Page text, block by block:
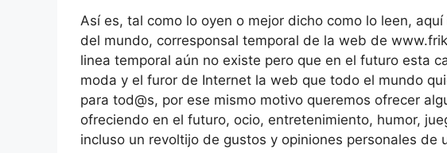
Así es, tal como lo oyen o mejor dicho como lo leen,
del mundo, corresponsal temporal de la web de
linea temporal aún no existe pero que en el futuro esta
moda y el furor de Internet la web que todo el mundo
para tod@s, por ese mismo motivo queremos ofrecer
ofreciendo en el futuro, ocio, entretenimiento, humor,
incluso un revoltijo de gustos y opiniones personales de